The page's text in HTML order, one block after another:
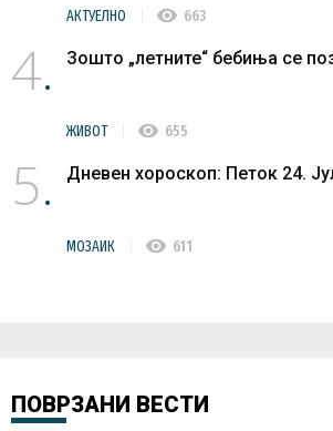
АКТУЕЛНО visibility 663
4 Зошто „летните“ бебиња се
ЖИВОТ visibility 655
5 Дневен хороскоп: Петок 24.
МОЗАИК visibility 611
ПОВРЗАНИ ВЕСТИ